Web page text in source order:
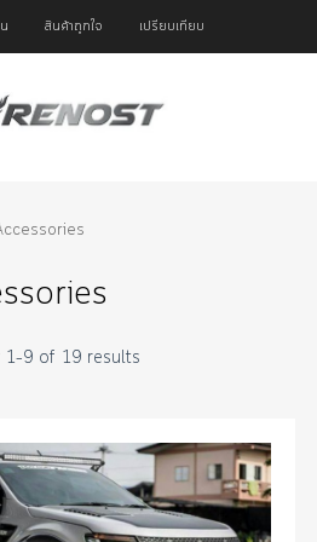
สินค้าถูกใจ เปรียบเทียบ
1–9 of 19 results